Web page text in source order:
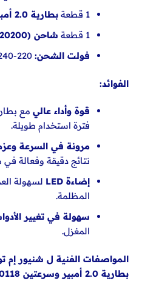
1 قطعة
بطارية 2.0 أمبير (EBPK20011)
1 قطعة
شاحن (EFCR20200)
فولت الشحن:220-240 فولت ~ 50/60 هرتز
الفوائد:
قوة وأداء عالي
فترة استخدام طويلة.
مرونة في السرعة
نتائج دقيقة وفعالة
إضاءة LED
لسهولة
المظلمة.
سهولة في تغيير
المغزل.
بطارية 2.0 أمبير وسرعتين ECDL6200118